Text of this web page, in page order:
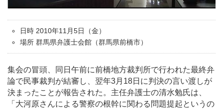
日時 2010年11月5日（金）
場所 群馬県弁護士会館（群馬県前橋市）
集会の冒頭、同日午前に前橋地方裁判所で行われた最終弁
論で民事裁判が結審し、翌年3月18日に判決の言い渡しが
決まったことが報告された。主任弁護士の清水勉氏は、
「大河原さんによる警察の根幹に関わる問題提起というの